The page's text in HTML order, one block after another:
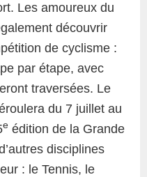
Les amoureux du
découvrir
de cyclisme :
par étape, avec
traversées. Le
du 7 juillet au
e édition de la Grande
disciplines
: le Tennis, le